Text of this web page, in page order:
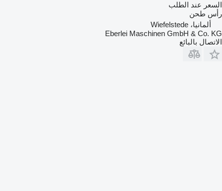
السعر عند الطلب
رأس طحن
ألمانيا، Wiefelstede
Eberlei Maschinen GmbH & Co. KG
الاتصال بالبائع